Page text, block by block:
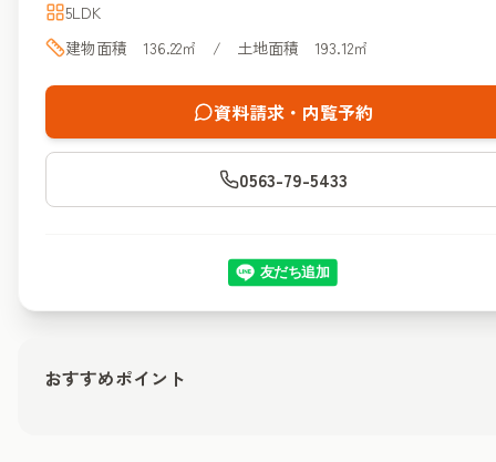
5LDK
建物面積 136.22㎡ / 土地面積 193.12㎡
資料請求・内覧予約
0563-79-5433
おすすめポイント